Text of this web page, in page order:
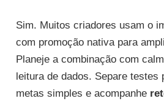
Sim. Muitos criadores usam o
com promoção nativa para
Planeje a combinação com
leitura de dados. Separe testes
metas simples e acompanhe